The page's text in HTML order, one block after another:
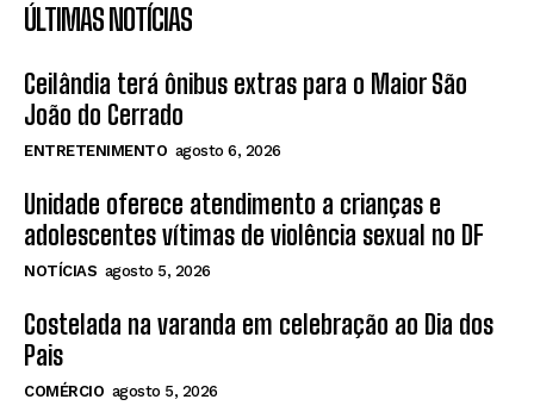
ÚLTIMAS NOTÍCIAS
Ceilândia terá ônibus extras para o Maior São
João do Cerrado
ENTRETENIMENTO agosto 6, 2026
Unidade oferece atendimento a crianças e
adolescentes vítimas de violência sexual no DF
NOTÍCIAS agosto 5, 2026
Costelada na varanda em celebração ao Dia dos
Pais
COMÉRCIO agosto 5, 2026